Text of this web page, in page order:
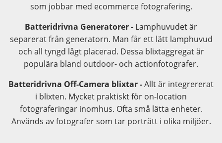
som jobbar med ecommerce fotografering.
Batteridrivna Generatorer - Lamphuvudet är
separerat från generatorn. Man får ett lätt lamphuvud
och all tyngd lågt placerad. Dessa blixtaggregat är
populära bland outdoor- och actionfotografer.
Batteridrivna Off-Camera blixtar -Allt är integrererat
i blixten. Mycket praktiskt för on-location
fotograferingar inomhus. Ofta små lätta enheter.
Används av fotografer som tar porträtt i olika miljöer.